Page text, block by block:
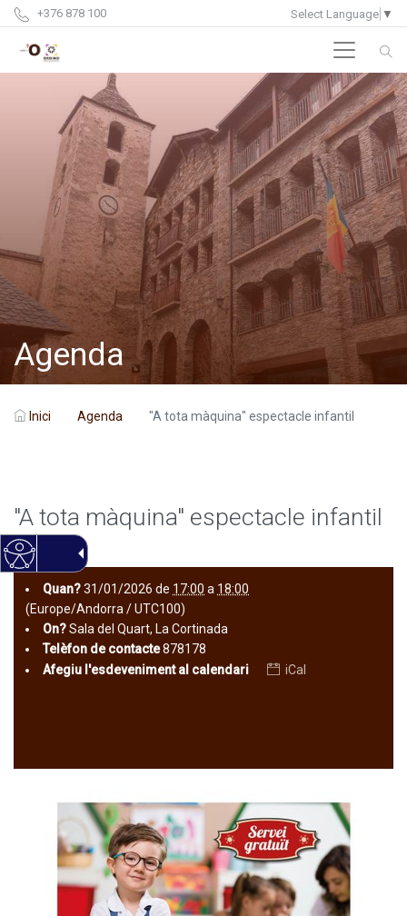
+376 878 100 Select Language ▼
Agenda
Inici Agenda "A tota màquina" espectacle infantil
"A tota màquina" espectacle infantil
Quan?31/01/2026 de 17:00 a 18:00
(Europe/Andorra / UTC100)
On?Sala del Quart, La Cortinada
Telèfon de contacte878178
Afegiu l'esdeveniment al calendari
iCal